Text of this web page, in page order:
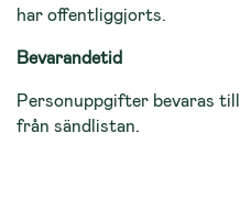
har offentliggjorts.
Bevarandetid
Personuppgifter bevaras
från sändlistan.